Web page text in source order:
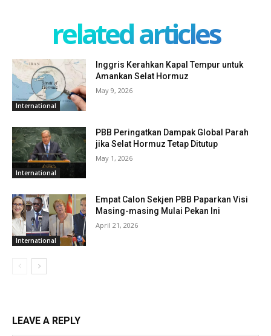
related articles
International
Inggris Kerahkan Kapal Tempur untuk
Amankan Selat Hormuz
May 9, 2026
International
PBB Peringatkan Dampak Global Parah
jika Selat Hormuz Tetap Ditutup
May 1, 2026
International
Empat Calon Sekjen PBB Paparkan Visi
Masing-masing Mulai Pekan Ini
April 21, 2026
LEAVE A REPLY